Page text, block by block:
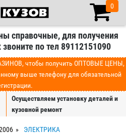
0
справочные, для получения
по тел 89112151090
чтобы получить ОПТОВЫЕ ЦЕНЫ,
выше телефону для обязательной
Осуществляем установку деталей и
кузовной ремонт
ЭЛЕКТРИКА